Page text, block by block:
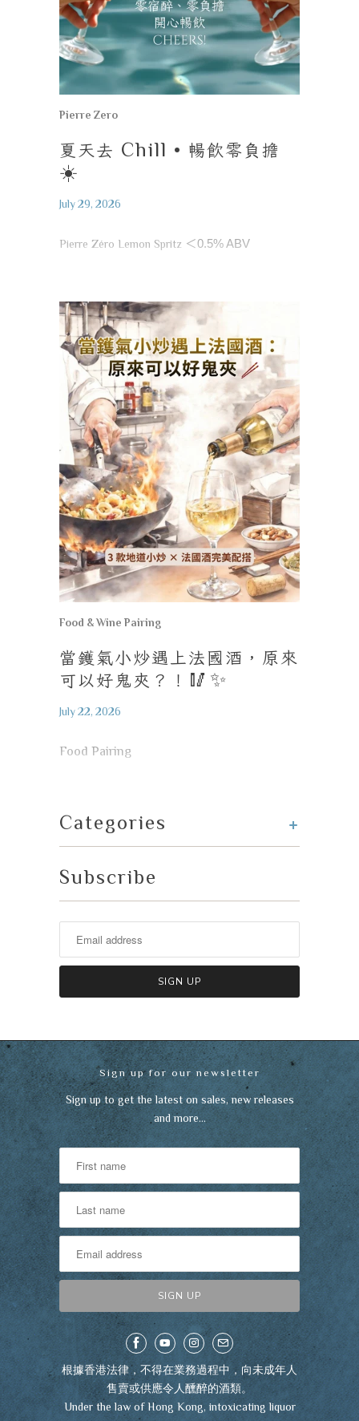
Pierre Zero
夏天去 Chill • 暢飲零負擔
☀️
July 29, 2026
Pierre Zéro Lemon Spritz ＜0.5% ABV
Food & Wine Pairing
當鑊氣小炒遇上法國酒，原來
可以好鬼夾？！ 🥢✨
July 22, 2026
Food Pairing
+
Categories
Subscribe
Sign up for our newsletter
Sign up to get the latest on sales, new releases
and more…
根據香港法律，不得在業務過程中，向未成年人
售賣或供應令人醺醉的酒類。
Under the law of Hong Kong, intoxicating liquor